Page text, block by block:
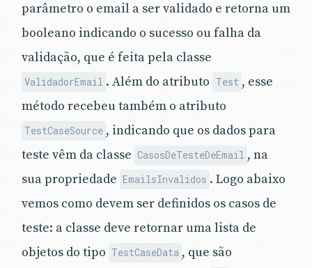
parâmetro o email a ser validado e retorna um
booleano indicando o sucesso ou falha da
validação, que é feita pela classe
ValidadorEmail . Além do atributo Test , esse
método recebeu também o atributo
TestCaseSource , indicando que os dados para
teste vêm da classe CasosDeTesteDeEmail , na
sua propriedade EmailsInvalidos . Logo abaixo
vemos como devem ser definidos os casos de
teste: a classe deve retornar uma lista de
objetos do tipo TestCaseData , que são